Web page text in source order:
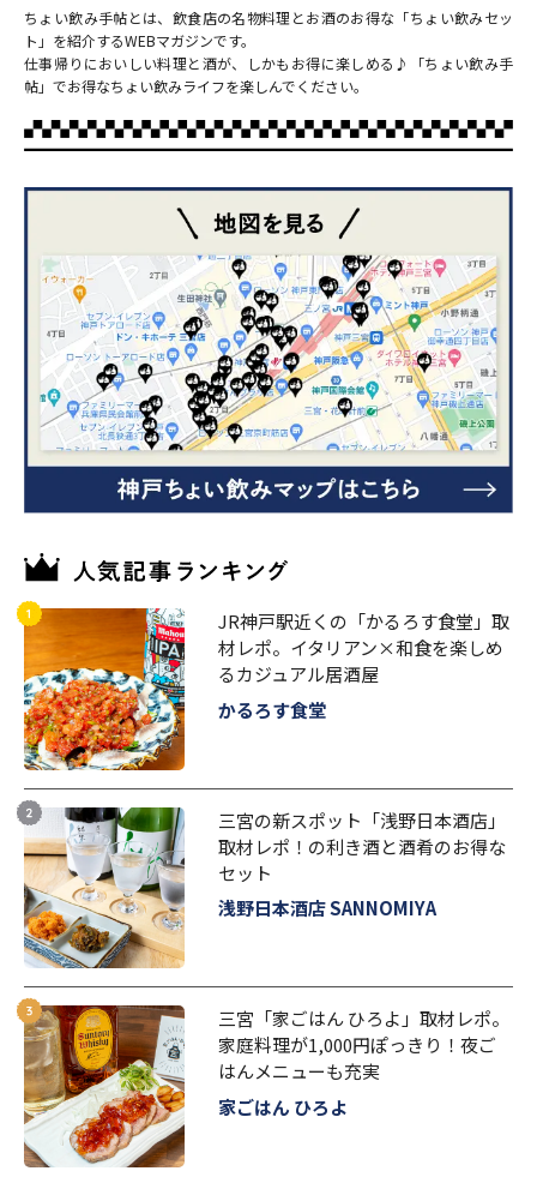
ちょい飲み手帖とは、飲食店の名物料理とお酒のお得な「ちょい飲みセッ
ト」を紹介するWEBマガジンです。
仕事帰りにおいしい料理と酒が、しかもお得に楽しめる♪「ちょい飲み手
帖」でお得なちょい飲みライフを楽しんでください。
JR神戸駅近くの「かるろす食堂」取
材レポ。イタリアン×和食を楽しめ
るカジュアル居酒屋
かるろす食堂
三宮の新スポット「浅野日本酒店」
取材レポ！の利き酒と酒肴のお得な
セット
浅野日本酒店 SANNOMIYA
三宮「家ごはん ひろよ」取材レポ。
家庭料理が1,000円ぽっきり！夜ご
はんメニューも充実
家ごはん ひろよ